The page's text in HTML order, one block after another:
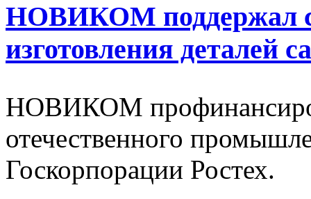
НОВИКОМ поддержал
изготовления деталей
НОВИКОМ
отечественного
Госкорпорации Ростех.